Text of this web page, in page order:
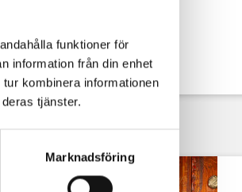
funktioner för
information från din enhet
kombinera informationen
tjänster.
Marknadsföring